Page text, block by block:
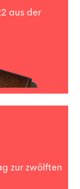
aus der
zur zwölften